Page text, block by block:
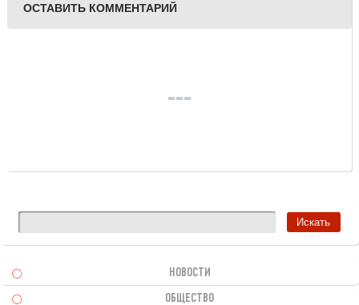
ОСТАВИТЬ КОММЕНТАРИЙ
НОВОСТИ
ОБЩЕСТВО